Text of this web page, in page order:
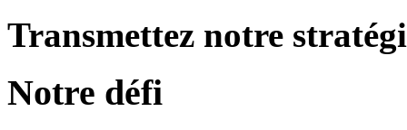
Transmettez notre
Notre défi